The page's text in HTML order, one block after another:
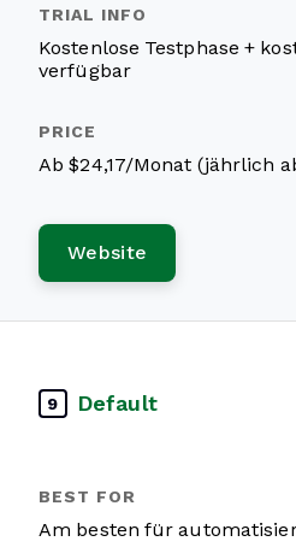
Kostenlose Testphase +
verfügbar
Ab $24,17/Monat (jährlich
Website
9 Default
Am besten für